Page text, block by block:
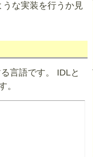
な実装を行うか見
言語です。 IDLと
。